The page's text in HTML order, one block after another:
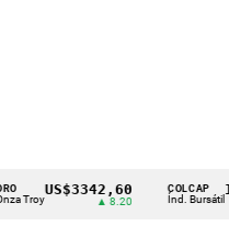
US$3342,60 COLCAP
Índ. Bursátil